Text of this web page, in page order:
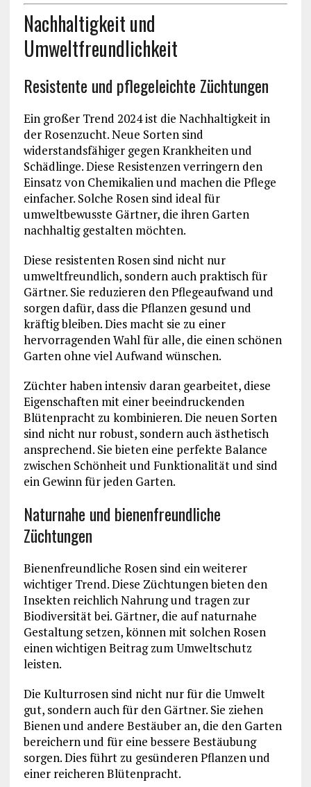
Nachhaltigkeit und
Umweltfreundlichkeit
Resistente und pflegeleichte Züchtungen
Ein großer Trend 2024 ist die Nachhaltigkeit in
der Rosenzucht. Neue Sorten sind
widerstandsfähiger gegen Krankheiten und
Schädlinge. Diese Resistenzen verringern den
Einsatz von Chemikalien und machen die Pflege
einfacher. Solche Rosen sind ideal für
umweltbewusste Gärtner, die ihren Garten
nachhaltig gestalten möchten.
Diese resistenten Rosen sind nicht nur
umweltfreundlich, sondern auch praktisch für
Gärtner. Sie reduzieren den Pflegeaufwand und
sorgen dafür, dass die Pflanzen gesund und
kräftig bleiben. Dies macht sie zu einer
hervorragenden Wahl für alle, die einen schönen
Garten ohne viel Aufwand wünschen.
Züchter haben intensiv daran gearbeitet, diese
Eigenschaften mit einer beeindruckenden
Blütenpracht zu kombinieren. Die neuen Sorten
sind nicht nur robust, sondern auch ästhetisch
ansprechend. Sie bieten eine perfekte Balance
zwischen Schönheit und Funktionalität und sind
ein Gewinn für jeden Garten.
Naturnahe und bienenfreundliche
Züchtungen
Bienenfreundliche Rosen sind ein weiterer
wichtiger Trend. Diese Züchtungen bieten den
Insekten reichlich Nahrung und tragen zur
Biodiversität bei. Gärtner, die auf naturnahe
Gestaltung setzen, können mit solchen Rosen
einen wichtigen Beitrag zum Umweltschutz
leisten.
Die Kulturrosen sind nicht nur für die Umwelt
gut, sondern auch für den Gärtner. Sie ziehen
Bienen und andere Bestäuber an, die den Garten
bereichern und für eine bessere Bestäubung
sorgen. Dies führt zu gesünderen Pflanzen und
einer reicheren Blütenpracht.